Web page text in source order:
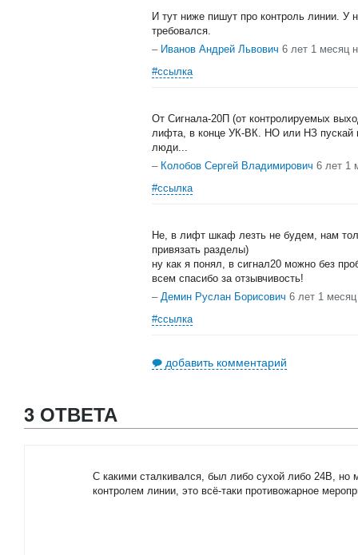
И тут ниже пишут про контроль линии. У
требовался.
– Иванов Андрей Львович 6 лет 1 месяц
#ссылка
От Сигнала-20П (от контролируемых
лифта, в конце УК-ВК. НО или НЗ пускай
люди...
– Колобов Сергей Владимирович 6 лет 1
#ссылка
Не, в лифт шкаф лезть не будем, нам
привязать разделы)
ну как я понял, в сигнал20 можно без
всем спасибо за отзывчивость!
– Демин Руслан Борисович 6 лет 1
#ссылка
добавить комментарий
3 ОТВЕТА
С какими сталкивался, был либо сухой либо 24В, но
контролем линии, это всё-таки противожарное